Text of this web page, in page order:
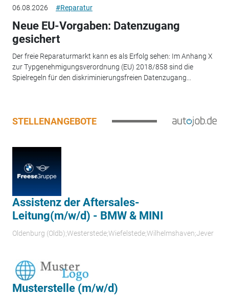
06.08.2026 #Reparatur
Neue EU-Vorgaben: Datenzugang
gesichert
Der freie Reparaturmarkt kann es als Erfolg sehen: Im Anhang X
zur Typgenehmigungsverordnung (EU) 2018/858 sind die
Spielregeln für den diskriminierungsfreien Datenzugang...
STELLENANGEBOTE
Assistenz der Aftersales-
Leitung(m/w/d) - BMW & MINI
Oldenburg (Oldb);Westerstede;Wiefelstede;Wilhelmshaven;Jever
Musterstelle (m/w/d)